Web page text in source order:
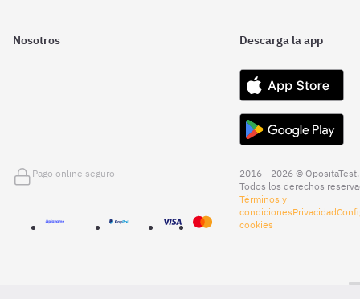
Nosotros Descarga la app
Pago online seguro
2016 - 2026 © OpositaTest.
Todos los derechos
Términos y
condicionesPrivacidad
cookies